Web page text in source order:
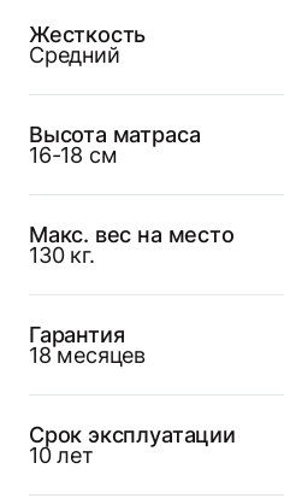
Жесткость
Средний
Высота матраса
16-18 см
Макс. вес на место
130 кг.
Гарантия
18 месяцев
Срок эксплуатации
10 лет